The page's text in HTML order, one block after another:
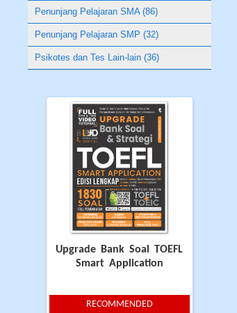
Penunjang Pelajaran SMA (86)
Penunjang Pelajaran SMP (32)
Psikotes dan Tes Lain-lain (36)
Upgrade Bank Soal TOEFL
Smart Application
RECOMMENDED